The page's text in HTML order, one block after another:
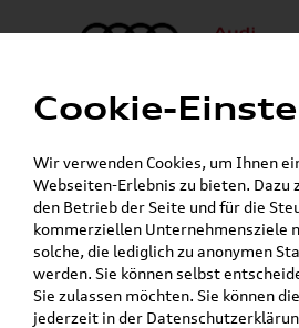
Menü
24h-Pannenhilfe:+49 (0)171 / 870 72
Gerade geschlossen
Verkauf:
Mo. - Fr. 08:00 - 19:00 Uhr Sa.
Service:Mo. - Fr. 06:00 - 20:00 Uhr Sa.
Jetzt sparen bei
Grundträger zum
Cookie-
Wir verwenden Cookies, um Ihnen
Webseiten-Erlebnis zu bieten. Dazu
den Betrieb der Seite und für die
kommerziellen Unternehmensziele
solche, die lediglich zu anonymen
werden. Sie können selbst
Sie zulassen möchten. Sie können
jederzeit in der